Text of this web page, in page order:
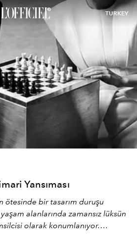
TURKEY
Yansıması
ötesinde bir tasarım duruşu
yaşam alanlarında zamansız lüksün
olarak konumlanıyor.